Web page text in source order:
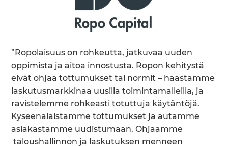
”Ropolaisuus on rohkeutta, jatkuvaa uuden
oppimista ja aitoa innostusta. Ropon kehitystä
eivät ohjaa tottumukset tai normit – haastamme
laskutusmarkkinaa uusilla toimintamalleilla, ja
ravistelemme rohkeasti totuttuja käytäntöjä.
Kyseenalaistamme tottumukset ja autamme
asiakastamme uudistumaan. Ohjaamme
taloushallinnon ja laskutuksen menneen